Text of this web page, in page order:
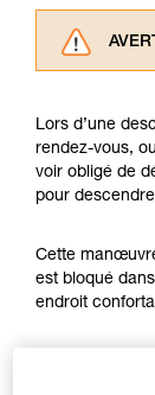
avec
la
Lors d’une
rendez-vous,
voir obligé de
pour
Cette
est bloqué
endroit